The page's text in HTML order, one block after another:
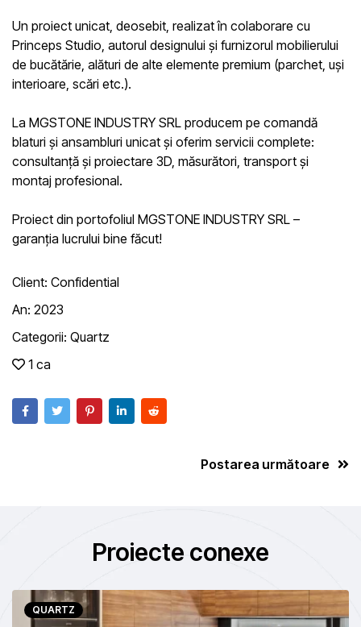
Un proiect unicat, deosebit, realizat în colaborare cu
Princeps Studio , autorul designului și furnizorul mobilierului
de bucătărie, alături de alte elemente premium (parchet, uși
interioare, scări etc.).
La MGSTONE INDUSTRY SRL producem pe comandă
blaturi și ansambluri unicat și oferim servicii complete:
consultanță și proiectare 3D, măsurători, transport și
montaj profesional.
Proiect din portofoliul MGSTONE INDUSTRY SRL –
garanția lucrului bine făcut!
Client: Confidential
An: 2023
Categorii: Quartz
1 ca
Postarea următoare
Proiecte conexe
QUARTZ